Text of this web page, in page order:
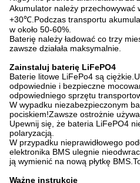
Akumulator należy
+30℃.Podczas transportu
w około 50-60%.
Baterię należy ładować co trzy
zawsze działała maksymalnie.
Zainstaluj baterię LiFePO4
Baterie litowe LiFePo4 są
odpowiednie i bezpieczne
odpowiedniego sprzętu
W wypadku niezabezpieczonym
pociskiem!Zawsze ostrożnie
Upewnij się, że bateria LiFePO4
polaryzacją.
W przypadku nieprawidłowego
elektronika BMS ulegnie
ją wymienić na nową płytkę
Ważne instrukcje